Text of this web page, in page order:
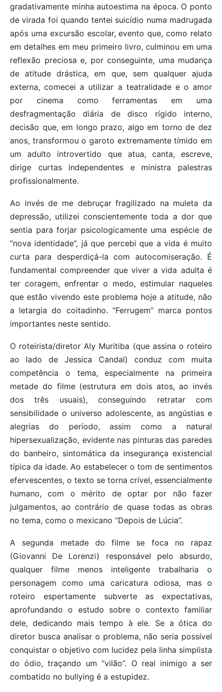
gradativamente minha autoestima na época. O ponto
de virada foi quando tentei suicídio numa madrugada
após uma excursão escolar, evento que, como relato
em detalhes em meu primeiro livro, culminou em uma
reflexão preciosa e, por conseguinte, uma mudança
de atitude drástica, em que, sem qualquer ajuda
externa, comecei a utilizar a teatralidade e o amor
por cinema como ferramentas em uma
desfragmentação diária de disco rígido interno,
decisão que, em longo prazo, algo em torno de dez
anos, transformou o garoto extremamente tímido em
um adulto introvertido que atua, canta, escreve,
dirige curtas independentes e ministra palestras
profissionalmente.
Ao invés de me debruçar fragilizado na muleta da
depressão, utilizei conscientemente toda a dor que
sentia para forjar psicologicamente uma espécie de
“nova identidade”, já que percebi que a vida é muito
curta para desperdiçá-la com autocomiseração. É
fundamental compreender que viver a vida adulta é
ter coragem, enfrentar o medo, estimular naqueles
que estão vivendo este problema hoje a atitude, não
a letargia do coitadinho. “Ferrugem” marca pontos
importantes neste sentido.
O roteirista/diretor Aly Muritiba (que assina o roteiro
ao lado de Jessica Candal) conduz com muita
competência o tema, especialmente na primeira
metade do filme (estrutura em dois atos, ao invés
dos três usuais), conseguindo retratar com
sensibilidade o universo adolescente, as angústias e
alegrias do período, assim como a natural
hipersexualização, evidente nas pinturas das paredes
do banheiro, sintomática da insegurança existencial
típica da idade. Ao estabelecer o tom de sentimentos
efervescentes, o texto se torna crível, essencialmente
humano, com o mérito de optar por não fazer
julgamentos, ao contrário de quase todas as obras
no tema, como o mexicano “Depois de Lúcia”.
A segunda metade do filme se foca no rapaz
(Giovanni De Lorenzi) responsável pelo absurdo,
qualquer filme menos inteligente trabalharia o
personagem como uma caricatura odiosa, mas o
roteiro espertamente subverte as expectativas,
aprofundando o estudo sobre o contexto familiar
dele, dedicando mais tempo à ele. Se a ótica do
diretor busca analisar o problema, não seria possível
conquistar o objetivo com lucidez pela linha simplista
do ódio, traçando um “vilão”. O real inimigo a ser
combatido no bullying é a estupidez.